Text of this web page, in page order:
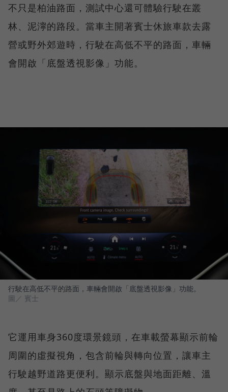
不只是柏油路面，測試中心還可體驗行駛在叢
林、泥濘的路段。當車主開著賓士休旅車款去露
營或野外郊遊時，行駛在高低不平的路面，車輛
會開啟「底盤透視影像」功能。
行駛在高低不平的路面，車輛會開啟「底盤透視影像」功能。
圖／ 賓士
它運用車身360度環景鏡頭，在車載螢幕顯示前輪
周圍的虛擬視角，包含前輪與轉向位置，讓車主
行駛越野道路更便利。顯示底盤與地面距離、溫